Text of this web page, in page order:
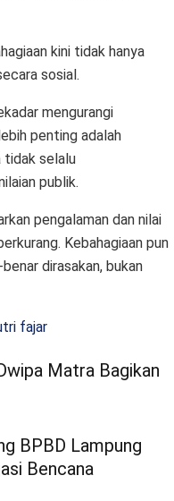
kini tidak hanya
sosial.
mengurangi
penting adalah
tidak selalu
publik.
pengalaman dan nilai
Kebahagiaan pun
dirasakan, bukan
fajar
Matra Bagikan
BPBD Lampung
Bencana